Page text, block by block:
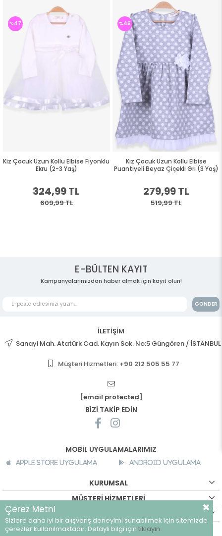
Kiz Çocuk Uzun Kollu Elbise Fiyonklu
Ekru (2-3 Yaş)
324,99 TL
609,99 TL
%47
Kız Çocuk Uzun Kollu Elbise
Puantiyeli Beyaz Çiçekli Gri (3 Yaş)
279,99 TL
519,99 TL
%46
E-BÜLTEN KAYIT
Kampanyalarımızdan haber almak için kayıt olun!
GÖNDER
İLETİŞİM
Sanayi Mah. Atatürk Cad. Kayın Sok. No:5 Güngören / İSTANBUL
Müşteri Hizmetleri: +90 212 505 55 77
[email protected]
BİZİ TAKİP EDİN
MOBİL UYGULAMALARIMIZ
Apple Store Uygulama Android Uygulama
KURUMSAL
MÜŞTERİ HİZMETLERİ
©breeze.com.tr - Tüm hakları saklıdır.
Çerez Metni
Sizlere daha iyi bir alışveriş deneyimi sunabilmek için sitemizde
çerezler kullanılmaktadır. Detaylı bilgi için tıklayın